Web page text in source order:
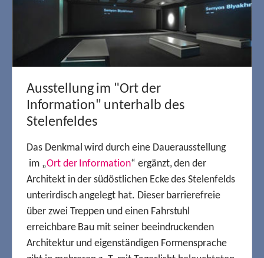
Ausstellung im "Ort der
Information" unterhalb des
Stelenfeldes
Das Denkmal wird durch eine Dauerausstellung
im „Ort der Information“ ergänzt, den der
Architekt in der südöstlichen Ecke des Stelenfelds
unterirdisch angelegt hat. Dieser barrierefreie
über zwei Treppen und einen Fahrstuhl
erreichbare Bau mit seiner beeindruckenden
Architektur und eigenständigen Formensprache